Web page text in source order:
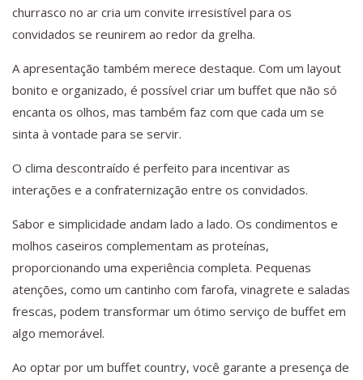
churrasco no ar cria um convite irresistível para os
convidados se reunirem ao redor da grelha.
A apresentação também merece destaque. Com um layout
bonito e organizado, é possível criar um buffet que não só
encanta os olhos, mas também faz com que cada um se
sinta à vontade para se servir.
O clima descontraído é perfeito para incentivar as
interações e a confraternização entre os convidados.
Sabor e simplicidade andam lado a lado. Os condimentos e
molhos caseiros complementam as proteínas,
proporcionando uma experiência completa. Pequenas
atenções, como um cantinho com farofa, vinagrete e saladas
frescas, podem transformar um ótimo serviço de buffet em
algo memorável.
Ao optar por um buffet country, você garante a presença de